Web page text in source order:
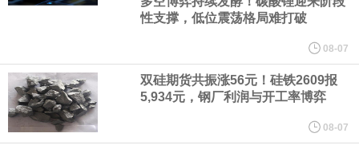
据报道，威刚近日在法说会上表示，在需求增加、价格走高及货源
稳定的三大有利因素带动下，预期第3季度营运将优于第2季度，并
进一步扩大全年营运成果。
美国国会预算办公室（CBO）于当地时间5日发布报告称，美国海军
性支撑，低位震荡格局难打破
08-07
双硅期货共振涨56元！硅铁2609报
5,934元，钢厂利润与开工率博弈
08-07